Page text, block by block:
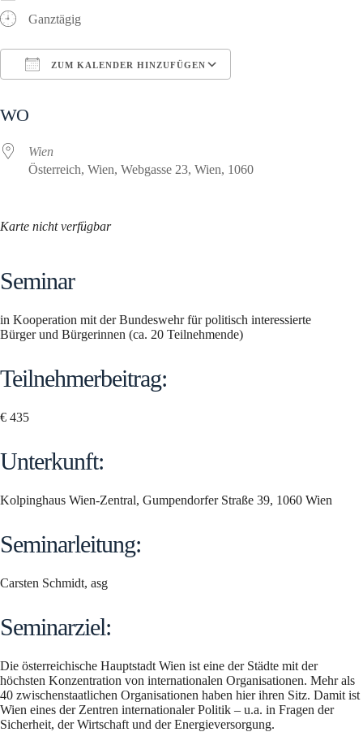
Ganztägig
ZUM KALENDER HINZUFÜGEN
WO
Wien
Österreich, Wien, Webgasse 23, Wien, 1060
Karte nicht verfügbar
Seminar
in Kooperation mit der Bundeswehr für politisch interessierte
Bürger und Bürgerinnen (ca. 20 Teilnehmende)
Teilnehmerbeitrag:
€ 435
Unterkunft:
Kolpinghaus Wien-Zentral, Gumpendorfer Straße 39, 1060 Wien
Seminarleitung:
Carsten Schmidt, asg
Seminarziel:
Die österreichische Hauptstadt Wien ist eine der Städte mit der
höchsten Konzentration von internationalen Organisationen. Mehr als
40 zwischenstaatlichen Organisationen haben hier ihren Sitz. Damit ist
Wien eines der Zentren internationaler Politik – u.a. in Fragen der
Sicherheit, der Wirtschaft und der Energieversorgung.